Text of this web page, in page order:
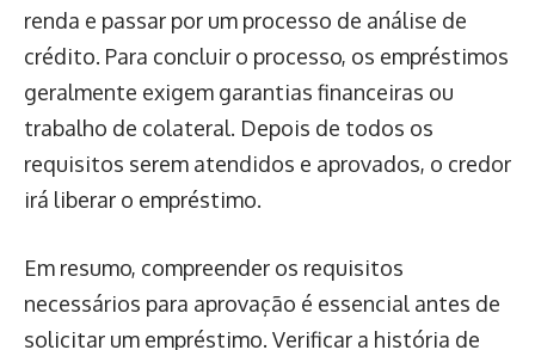
renda e passar por um processo de análise de
crédito. Para concluir o processo, os empréstimos
geralmente exigem garantias financeiras ou
trabalho de colateral. Depois de todos os
requisitos serem atendidos e aprovados, o credor
irá liberar o empréstimo.
Em resumo, compreender os requisitos
necessários para aprovação é essencial antes de
solicitar um empréstimo. Verificar a história de